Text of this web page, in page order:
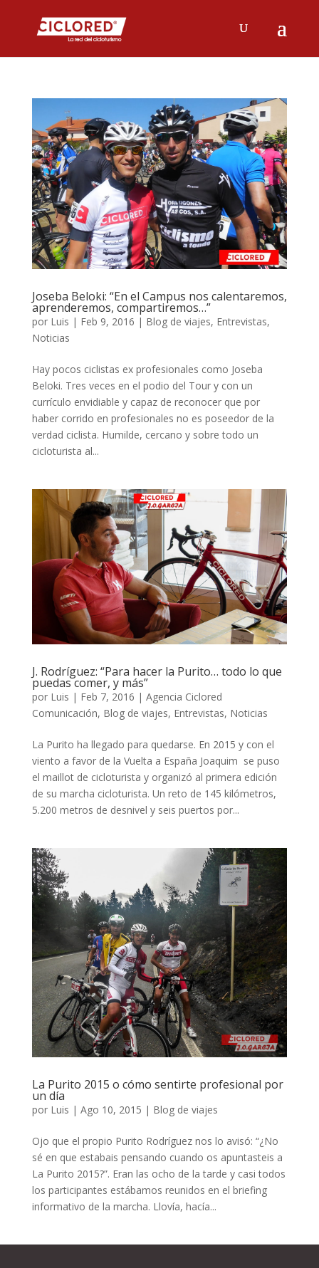
Joseba Beloki: “En el Campus nos calentaremos,
aprenderemos, compartiremos…”
por Luis | Feb 9, 2016 | Blog de viajes, Entrevistas,
Noticias
Hay pocos ciclistas ex profesionales como Joseba
Beloki. Tres veces en el podio del Tour y con un
currículo envidiable y capaz de reconocer que por
haber corrido en profesionales no es poseedor de la
verdad ciclista. Humilde, cercano y sobre todo un
cicloturista al...
J. Rodríguez: “Para hacer la Purito… todo lo que
puedas comer, y más”
por Luis | Feb 7, 2016 | Agencia Ciclored
Comunicación, Blog de viajes, Entrevistas, Noticias
La Purito ha llegado para quedarse. En 2015 y con el
viento a favor de la Vuelta a España Joaquim se puso
el maillot de cicloturista y organizó al primera edición
de su marcha cicloturista. Un reto de 145 kilómetros,
5.200 metros de desnivel y seis puertos por...
La Purito 2015 o cómo sentirte profesional por
un día
por Luis | Ago 10, 2015 | Blog de viajes
Ojo que el propio Purito Rodríguez nos lo avisó: “¿No
sé en que estabais pensando cuando os apuntasteis a
La Purito 2015?”. Eran las ocho de la tarde y casi todos
los participantes estábamos reunidos en el briefing
informativo de la marcha. Llovía, hacía...